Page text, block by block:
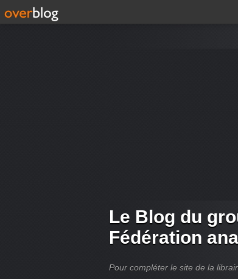
Le Blog du
Fédération
Pour compléter le site de la